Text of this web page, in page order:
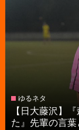
ゆるネタ
【日大藤沢】
た』先輩の言